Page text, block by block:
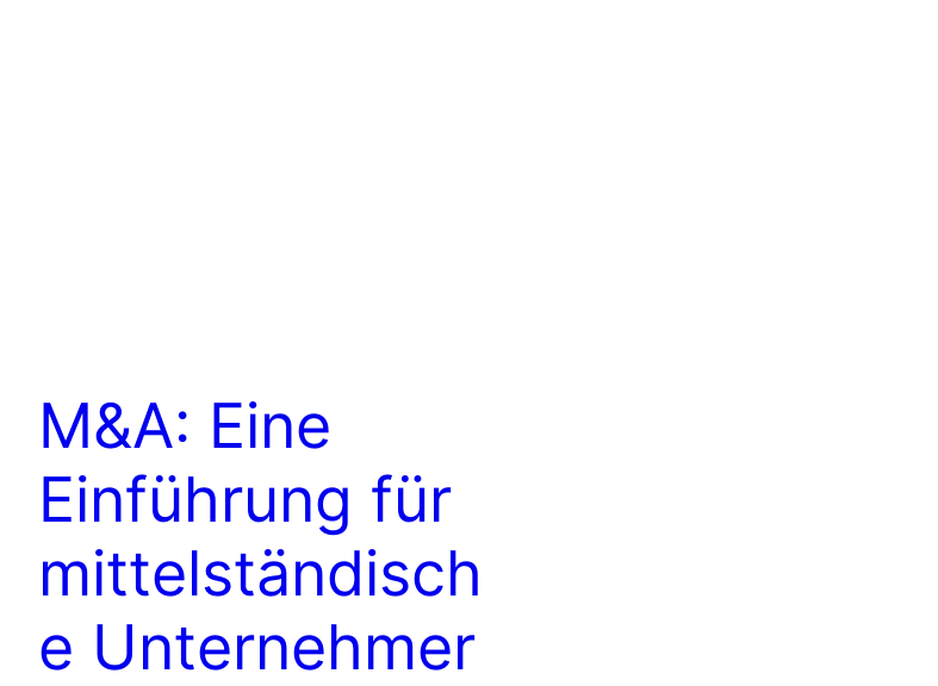
M&A: Eine
Einführung für
mittelständisch
e Unternehmer